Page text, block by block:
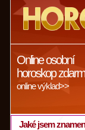
Online osobní
horoskop
online výklad>>
Jaké jsem